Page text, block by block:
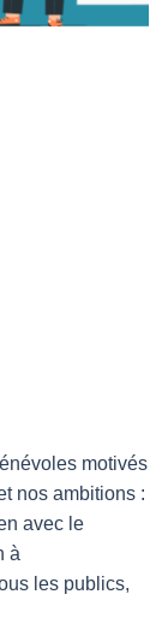
motivés
nos ambitions :
avec le
à
les publics,